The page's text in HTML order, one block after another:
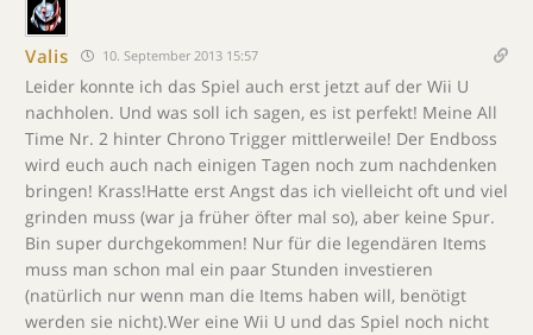
Valis 10. September 2013 15:57
Leider konnte ich das Spiel auch erst jetzt auf der Wii U
nachholen. Und was soll ich sagen, es ist perfekt! Meine All
Time Nr. 2 hinter Chrono Trigger mittlerweile! Der Endboss
wird euch auch nach einigen Tagen noch zum nachdenken
bringen! Krass!Hatte erst Angst das ich vielleicht oft und viel
grinden muss (war ja früher öfter mal so), aber keine Spur.
Bin super durchgekommen! Nur für die legendären Items
muss man schon mal ein paar Stunden investieren
(natürlich nur wenn man die Items haben will, benötigt
werden sie nicht).Wer eine Wii U und das Spiel noch nicht